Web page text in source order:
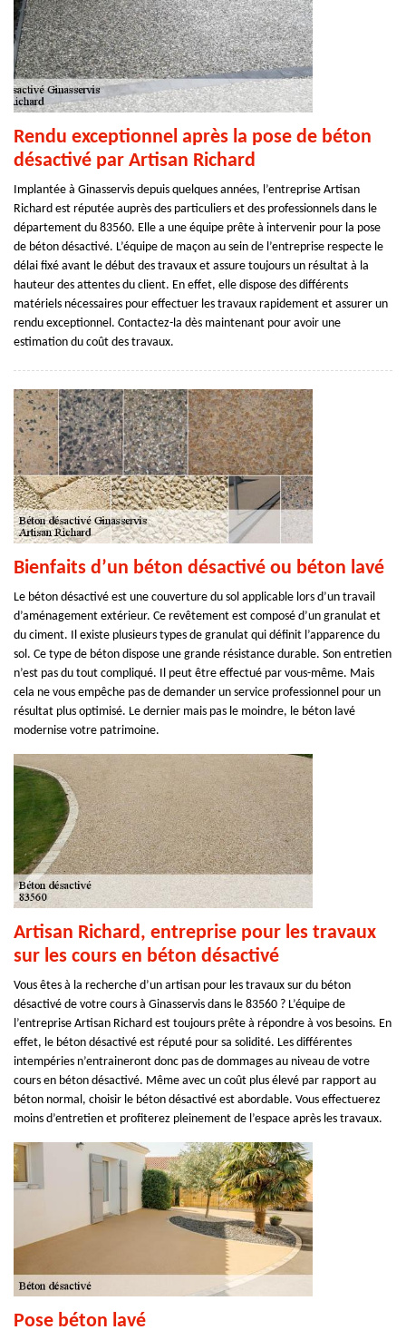
Rendu exceptionnel après la pose de béton
désactivé par Artisan Richard
Implantée à Ginasservis depuis quelques années, l’entreprise Artisan
Richard est réputée auprès des particuliers et des professionnels dans le
département du 83560. Elle a une équipe prête à intervenir pour la pose
de béton désactivé. L’équipe de maçon au sein de l’entreprise respecte le
délai fixé avant le début des travaux et assure toujours un résultat à la
hauteur des attentes du client. En effet, elle dispose des différents
matériels nécessaires pour effectuer les travaux rapidement et assurer un
rendu exceptionnel. Contactez-la dès maintenant pour avoir une
estimation du coût des travaux.
Bienfaits d’un béton désactivé ou béton lavé
Le béton désactivé est une couverture du sol applicable lors d’un travail
d’aménagement extérieur. Ce revêtement est composé d’un granulat et
du ciment. Il existe plusieurs types de granulat qui définit l’apparence du
sol. Ce type de béton dispose une grande résistance durable. Son entretien
n’est pas du tout compliqué. Il peut être effectué par vous-même. Mais
cela ne vous empêche pas de demander un service professionnel pour un
résultat plus optimisé. Le dernier mais pas le moindre, le béton lavé
modernise votre patrimoine.
Artisan Richard, entreprise pour les travaux
sur les cours en béton désactivé
Vous êtes à la recherche d’un artisan pour les travaux sur du béton
désactivé de votre cours à Ginasservis dans le 83560 ? L’équipe de
l’entreprise Artisan Richard est toujours prête à répondre à vos besoins. En
effet, le béton désactivé est réputé pour sa solidité. Les différentes
intempéries n’entraineront donc pas de dommages au niveau de votre
cours en béton désactivé. Même avec un coût plus élevé par rapport au
béton normal, choisir le béton désactivé est abordable. Vous effectuerez
moins d’entretien et profiterez pleinement de l’espace après les travaux.
Pose béton lavé